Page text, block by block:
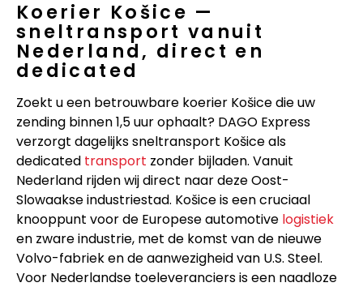
Koerier Košice —
sneltransport vanuit
Nederland, direct en
dedicated
Zoekt u een betrouwbare koerier Košice die uw
zending binnen 1,5 uur ophaalt? DAGO Express
verzorgt dagelijks sneltransport Košice als
dedicated transport zonder bijladen. Vanuit
Nederland rijden wij direct naar deze Oost-
Slowaakse industriestad. Košice is een cruciaal
knooppunt voor de Europese automotive logistiek
en zware industrie, met de komst van de nieuwe
Volvo-fabriek en de aanwezigheid van U.S. Steel.
Voor Nederlandse toeleveranciers is een naadloze